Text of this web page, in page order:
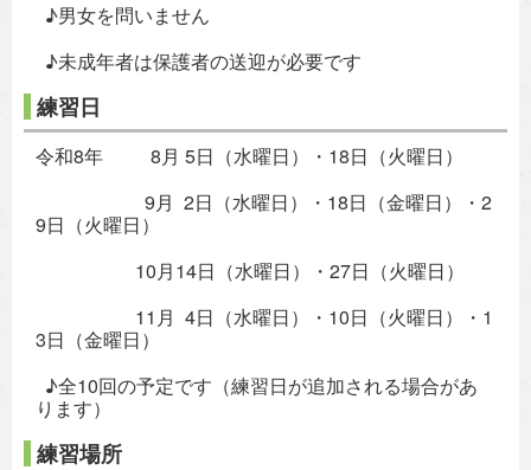
♪男女を問いません
♪未成年者は保護者の送迎が必要です
練習日
令和8年 8月 5日（水曜日）・18日（火曜日）
9月 2日（水曜日）・18日（金曜日）・2
9日（火曜日）
10月14日（水曜日）・27日（火曜日）
11月 4日（水曜日）・10日（火曜日）・1
3日（金曜日）
♪全10回の予定です（練習日が追加される場合があ
ります）
練習場所